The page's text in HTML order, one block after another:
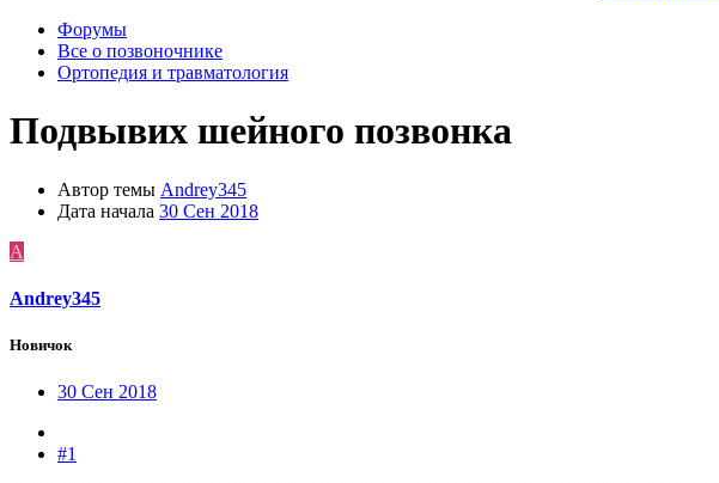
Форумы
Все о позвоночнике
Ортопедия и травматология
Подвывих шейного позвонка
Автор темы Andrey345
Дата начала 30 Сен 2018
A
Andrey345
Новичок
30 Сен 2018
#1